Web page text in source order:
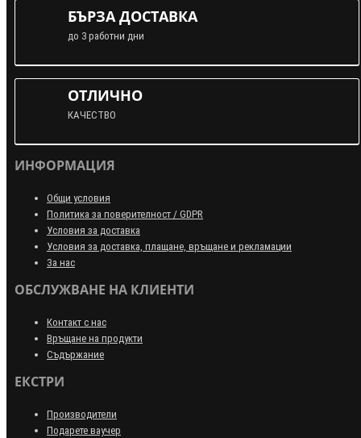
БЪРЗА ДОСТАВКА
до 3 работни дни
ОТЛИЧНО
КАЧЕСТВО
ИНФОРМАЦИЯ
Общи условия
Политика за поверителност / GDPR
Условия за доставка
Условия за доставка, плащане, връщане и рекламации
За нас
ОБСЛУЖВАНЕ НА КЛИЕНТИ
Контакт с нас
Връщане на продукти
Съдържание
ЕКСТРИ
Производители
Подарете ваучер